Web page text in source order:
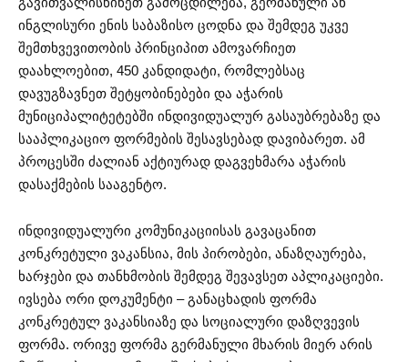
ინგლისური ენის საბაზისო ცოდნა და შემდეგ უკვე
შემთხვევითობის პრინციპით ამოვარჩიეთ
დაახლოებით, 450 კანდიდატი, რომლებსაც
დავუგზავნეთ შეტყობინებები და აჭარის
მუნიციპალიტეტებში ინდივიდუალურ გასაუბრებაზე და
სააპლიკაციო ფორმების შესავსებად დავიბარეთ. ამ
პროცესში ძალიან აქტიურად დაგვეხმარა აჭარის
დასაქმების სააგენტო.
ინდივიდუალური კომუნიკაციისას გავაცანით
კონკრეტული ვაკანსია, მის პირობები, ანაზღაურება,
ხარჯები და თანხმობის შემდეგ შევავსეთ აპლიკაციები.
ივსება ორი დოკუმენტი – განაცხადის ფორმა
კონკრეტულ ვაკანსიაზე და სოციალური დაზღვევის
ფორმა. ორივე ფორმა გერმანული მხარის მიერ არის